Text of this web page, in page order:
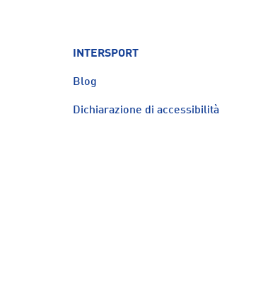
INTERSPORT
Blog
Dichiarazione di accessibilità